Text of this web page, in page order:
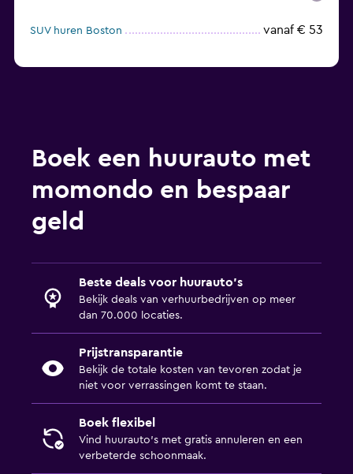
SUV huren Boston vanaf € 53
Boek een huurauto met
momondo en bespaar
geld
Beste deals voor huurauto's
Bekijk deals van verhuurbedrijven op meer
dan 70.000 locaties.
Prijstransparantie
Bekijk de totale kosten van tevoren zodat je
niet voor verrassingen komt te staan.
Boek flexibel
Vind huurauto's met gratis annuleren en een
verbeterde schoonmaak.